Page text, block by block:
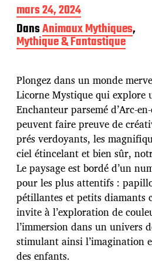
D
a
t
e
p
u
b
l
i
c
a
t
i
o
n
mars 24, 2024
DansAnimaux Mythiques,
Mythique & Fantastique
Plongez dans un monde
Licorne Mystique qui explore
Enchanteur parsemé d’Arc-
peuvent faire preuve de
prés verdoyants, les
ciel étincelant et bien sûr,
Le paysage est bordé d’un
pour les plus attentifs :
pétillantes et petits diamants
invite à l’exploration de
l’immersion dans un univers
stimulant ainsi l’imagination
des enfants.